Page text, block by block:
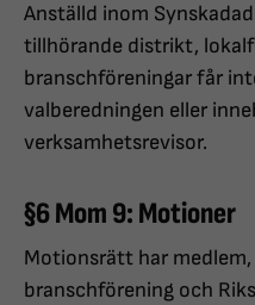
Anställd inom
tillhörande distrikt,
branschföreningar får
valberedningen eller
verksamhetsrevisor.
§6 Mom 9: Motioner
Motionsrätt har
branschförening och